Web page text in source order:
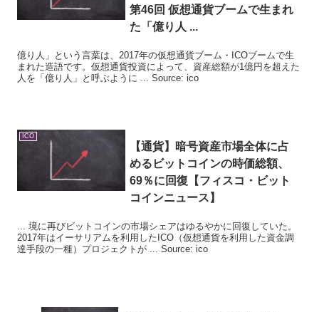
第46回 仮想通貨ブームで生まれ
た「億り人 ...
億り人」という言葉は、2017年の仮想通貨ブーム・ICOブームで生
まれた造語です。仮想通貨投資によって、資産総額が1億円を超えた
人を「億り人」と呼ぶように ... Source: ico
ICO
【通貨】暗号資産市場全体に占
めるビットコインの時価総額、
69％に回復【フィスコ・ビット
コインニュース】
... 境に再びビットコインの市場シェアはゆるやかに回復していた。
2017年はイーサリアムを利用したICO（仮想通貨を利用した資金調
達手段の一種）プロジェクトが ... Source: ico